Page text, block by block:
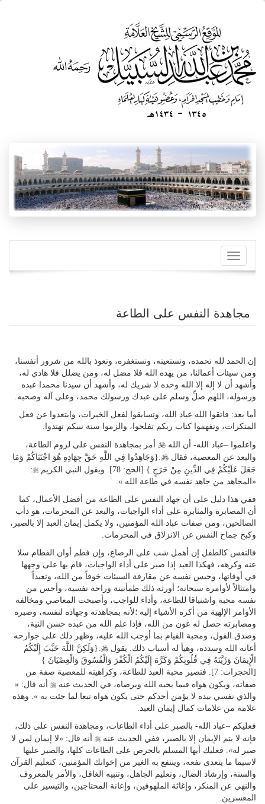
Toggle
navigation
مجاهدة النفس على الطاعة
إن الحمد لله نحمده، ونستعينه، ونستغفره، ونعوذ بالله من شرور أنفسنا،
ومن سيئات أعمالنا، من يهده الله فلا مضل له، ومن يضلل فلا هادي له،
وأشهد أن لا إله إلا الله وحده لا شريك له، وأشهد أن سيدنا محمدا عبده
ورسوله، اللهم صلِّ وسلم على عبدك ورسولك محمد، وعلى آله وصحبه.
أما بعد: فاتقوا الله عباد الله، وتسابقوا لفعل الخيرات، وابتعدوا عن فعل
المنكرات، وتفهموا كتاب ربكم تفلحوا، والزموا سنة نبيكم تهتدوا.
واعلموا –عباد الله- أن الله U أمر بمجاهدة النفس على لزوم الطاعة،
والبعد عن المعصية، فقال U:{وَجَاهِدُوا فِي اللَّهِ حَقَّ جِهَادِهِ هُوَ اجْتَبَاكُمْ وَمَا
جَعَلَ عَلَيْكُمْ فِي الدِّينِ مِنْ حَرَجٍ } [الحج: 78]. ويقول النبي الكريم
r
:
«المجاهد من جاهد نفسه في طاعة الله ».
ففي هذا دليل على أن جهاد النفس على الطاعة من أفضل الأعمال، كما
أن المصابرة والمثابرة على أداء الواجبات، والبعد عن المحرمات، هو دأب
الصالحين، ومن صفات عباد الله المؤمنين، ولا يكمل إيمان العبد إلا بالصبر،
وكبح جماح النفس عن الانزلاق في المحرمات.
فالنفس كالطفل إن أهمل شب على الرضاع، وإن فطم أوان الفطام سلا
عنه وكرهه، فهكذا العبد إذا صبر على أداء الواجبات، قام بها على وجهها
في أوقاتها، وحبس نفسه عن مقارفة السيئات خوفاً من الله، وتعبداً
وامتثالاً لأوامره سبحانه؛ أورثه ذلك طمأنينة وراحة نفسية، وأحس من
نفسه محبة واشتياقا للطاعة، وأداء للواجب، وأصبحت المعاصي ومخالفة
الأوامر الإلهية من أكره الأشياء إليه ؛لأنه بمجاهدته وجهاده لنفسه، وصبره
ومصابرته حصل له عون من الله، فإذا علم الله من عبده حسن النية،
وصدق القول، ومحبة القيام بما أوجب الله عليه، وظهر ذلك على جوارحه
أعانه الله وسدده، وهيأ له أسباب ذلك. يقول U:{وَلَكِنَّ اللَّهَ حَبَّبَ إِلَيْكُمُ
الْإِيمَانَ وَزَيَّنَهُ فِي قُلُوبِكُمْ وَكَرَّهَ إِلَيْكُمُ الْكُفْرَ وَالْفُسُوقَ وَالْعِصْيَانَ }
[الحجرات: 7]. فتصير محبة العبد للطاعة، وكراهيته للمعصية صفة من
صفاته، ويكون هواه فيما يحبه الله ويرضاه، في الحديث عنه r أنه قال: «
والذي نفسي بيده لا يؤمن أحدكم حتى يكون هواه تبعا لما جئت به ». وهذه
علامة من علامات كمال إيمان العبد.
فعليكم –عباد الله- بالصبر على أداء الطاعات، ومجاهدة النفس على ذلك،
فإنه لا يتم الإيمان إلا بالصبر، ففي الحديث عنه r أنه قال: «لا إيمان لمن لا
صبر له». فعليك أيها المسلم بالحرص على الطاعات كلها، والصبر عليها
لاسيما ما يتعدى نفعه، وينتفع به الغير من إخوانك المؤمنين، كتعليم القرآن
والسنة، وإرشاد الضال، وتعليم الجاهل، وتنبيه الغافل، والأمر بالمعروف
والنهي عن المنكر، وإغاثة الملهوفين، وإعانة المحتاجين، والتيسير على
المعسرين.